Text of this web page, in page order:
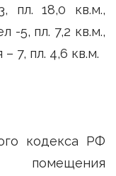
пл. 18,0 кв.м.,
-5, пл. 7,2 кв.м.,
7, пл. 4,6 кв.м.
кодекса РФ
помещения